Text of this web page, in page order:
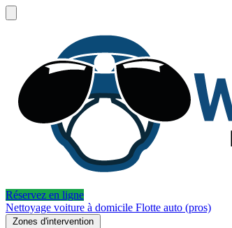
Réservez en ligne
Nettoyage voiture à domicile Flotte auto (pros)
Zones d'intervention